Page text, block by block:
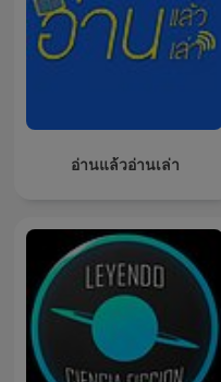
อ่านแล้วอ่านเล่า